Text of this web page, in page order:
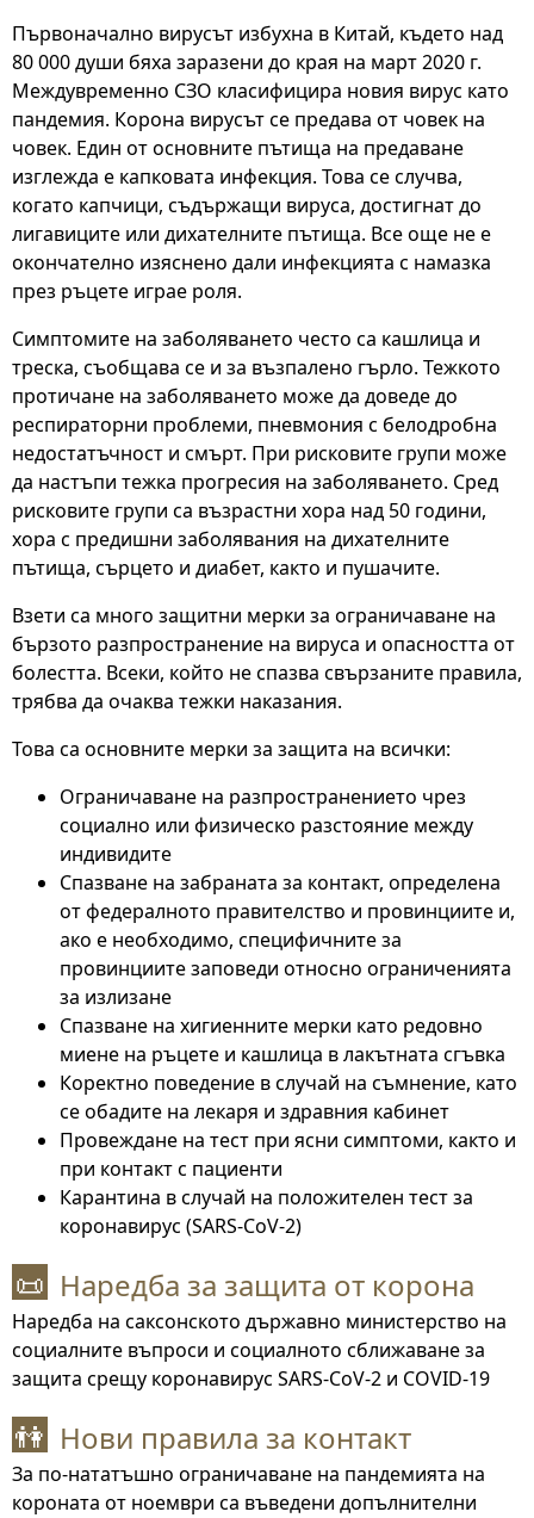
Първоначално вирусът избухна в Китай, където над
80 000 души бяха заразени до края на март 2020 г.
Междувременно СЗО класифицира новия вирус като
пандемия. Корона вирусът се предава от човек на
човек. Един от основните пътища на предаване
изглежда е капковата инфекция. Това се случва,
когато капчици, съдържащи вируса, достигнат до
лигавиците или дихателните пътища. Все още не е
окончателно изяснено дали инфекцията с намазка
през ръцете играе роля.
Симптомите на заболяването често са кашлица и
треска, съобщава се и за възпалено гърло. Тежкото
протичане на заболяването може да доведе до
респираторни проблеми, пневмония с белодробна
недостатъчност и смърт. При рисковите групи може
да настъпи тежка прогресия на заболяването. Сред
рисковите групи са възрастни хора над 50 години,
хора с предишни заболявания на дихателните
пътища, сърцето и диабет, както и пушачите.
Взети са много защитни мерки за ограничаване на
бързото разпространение на вируса и опасността от
болестта. Всеки, който не спазва свързаните правила,
трябва да очаква тежки наказания.
Това са основните мерки за защита на всички:
Ограничаване на разпространението чрез
социално или физическо разстояние между
индивидите
Спазване на забраната за контакт, определена
от федералното правителство и провинциите и,
ако е необходимо, специфичните за
провинциите заповеди относно ограниченията
за излизане
Спазване на хигиенните мерки като редовно
миене на ръцете и кашлица в лакътната сгъвка
Коректно поведение в случай на съмнение, като
се обадите на лекаря и здравния кабинет
Провеждане на тест при ясни симптоми, както и
при контакт с пациенти
Карантина в случай на положителен тест за
коронавирус (SARS-CoV-2)
📜 Наредба за защита от корона
Наредба на саксонското държавно министерство на
социалните въпроси и социалното сближаване за
защита срещу коронавирус SARS-CoV-2 и COVID-19
👫 Нови правила за контакт
За по-нататъшно ограничаване на пандемията на
короната от ноември са въведени допълнителни